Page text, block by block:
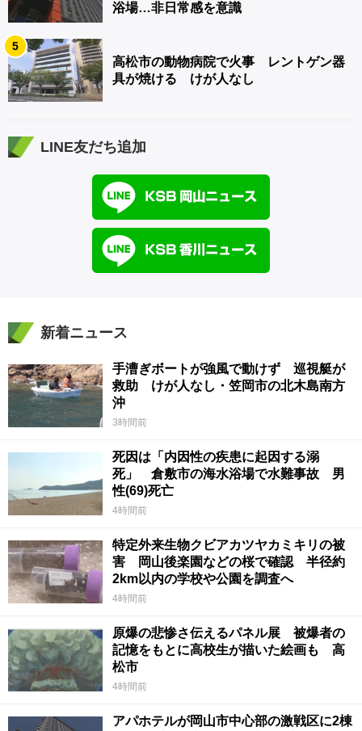
浴場…非日常感を意識
5
高松市の動物病院で火事 レントゲン器
具が焼ける けが人なし
LINE友だち追加
新着ニュース
手漕ぎボートが強風で動けず 巡視艇が
救助 けが人なし・笠岡市の北木島南方
沖
3時間前
死因は「内因性の疾患に起因する溺
死」 倉敷市の海水浴場で水難事故 男
性(69)死亡
4時間前
特定外来生物クビアカツヤカミキリの被
害 岡山後楽園などの桜で確認 半径約
2km以内の学校や公園を調査へ
4時間前
原爆の悲惨さ伝えるパネル展 被爆者の
記憶をもとに高校生が描いた絵画も 高
松市
4時間前
アパホテルが岡山市中心部の激戦区に2棟